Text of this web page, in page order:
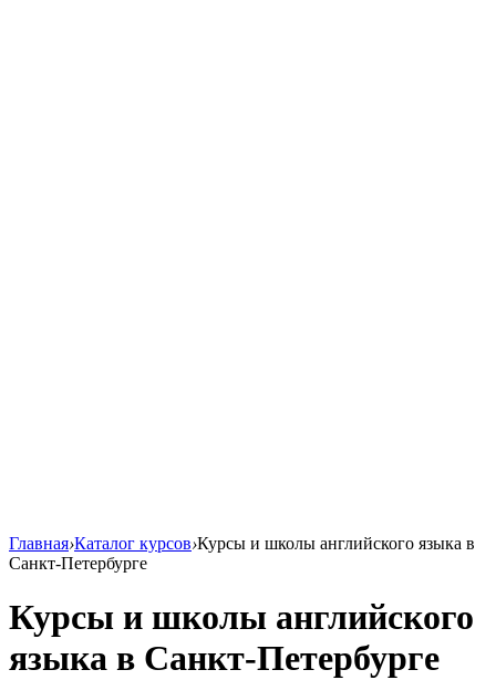
Главная›Каталог курсов›Курсы и школы английского языка в
Санкт-Петербурге
Курсы и школы английского
языка в Санкт-Петербурге